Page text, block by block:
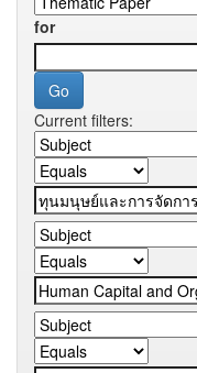
for
Current filters: